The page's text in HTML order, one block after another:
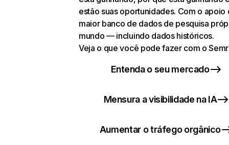
estão suas oportunidades. Com o apoio
maior banco de dados de pesquisa
mundo — incluindo dados históricos.
Veja o que você pode fazer com o
Entenda o seu mercado
Mensura a visibilidade na IA
Aumentar o tráfego orgânico